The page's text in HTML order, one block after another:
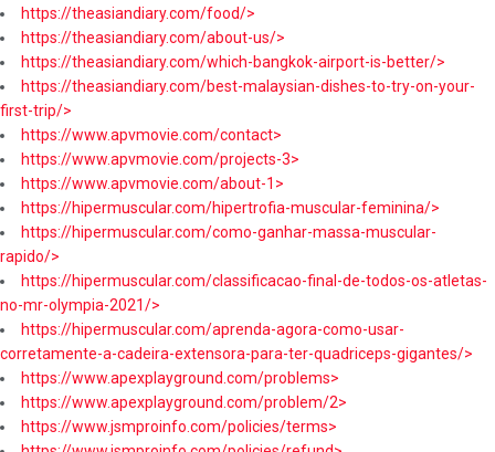
https://theasiandiary.com/food/>
https://theasiandiary.com/about-us/>
https://theasiandiary.com/which-bangkok-airport-is-better/>
https://theasiandiary.com/best-malaysian-dishes-to-try-on-your-
first-trip/>
https://www.apvmovie.com/contact>
https://www.apvmovie.com/projects-3>
https://www.apvmovie.com/about-1>
https://hipermuscular.com/hipertrofia-muscular-feminina/>
https://hipermuscular.com/como-ganhar-massa-muscular-
rapido/>
https://hipermuscular.com/classificacao-final-de-todos-os-atletas-
no-mr-olympia-2021/>
https://hipermuscular.com/aprenda-agora-como-usar-
corretamente-a-cadeira-extensora-para-ter-quadriceps-gigantes/>
https://www.apexplayground.com/problems>
https://www.apexplayground.com/problem/2>
https://www.jsmproinfo.com/policies/terms>